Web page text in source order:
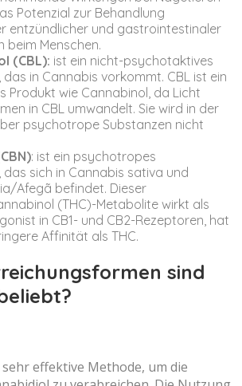
Potenzial zur Behandlung
entzündlicher und gastrointestinaler
beim Menschen.
(CBL): ist ein nicht-psychotaktives
in Cannabis vorkommt. CBL ist ein
Produkt wie Cannabinol, da Licht
in CBL umwandelt. Sie wird in der
psychotrope Substanzen nicht
: ist ein psychotropes
das sich in Cannabis sativa und
Afegã befindet. Dieser
(THC)-Metabolite wirkt als
in CB1- und CB2-Rezeptoren, hat
Affinität als THC.
sind
effektive Methode, um die